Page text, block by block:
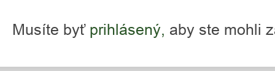
Musíte byť prihlásený, aby ste mohli